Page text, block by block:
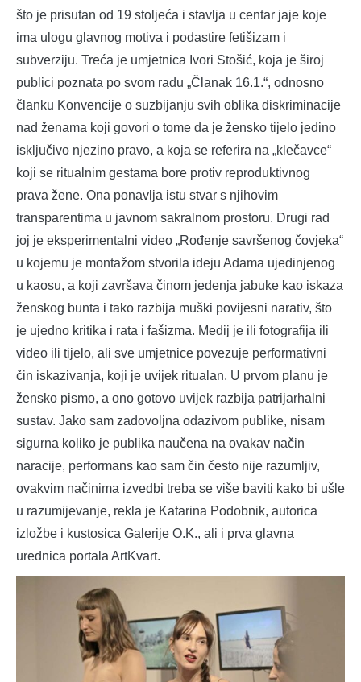
što je prisutan od 19 stoljeća i stavlja u centar jaje koje
ima ulogu glavnog motiva i podastire fetišizam i
subverziju. Treća je umjetnica Ivori Stošić, koja je široj
publici poznata po svom radu „Članak 16.1.“, odnosno
članku Konvencije o suzbijanju svih oblika diskriminacije
nad ženama koji govori o tome da je žensko tijelo jedino
isključivo njezino pravo, a koja se referira na „klečavce“
koji se ritualnim gestama bore protiv reproduktivnog
prava žene. Ona ponavlja istu stvar s njihovim
transparentima u javnom sakralnom prostoru. Drugi rad
joj je eksperimentalni video „Rođenje savršenog čovjeka“
u kojemu je montažom stvorila ideju Adama ujedinjenog
u kaosu, a koji završava činom jedenja jabuke kao iskaza
ženskog bunta i tako razbija muški povijesni narativ, što
je ujedno kritika i rata i fašizma. Medij je ili fotografija ili
video ili tijelo, ali sve umjetnice povezuje performativni
čin iskazivanja, koji je uvijek ritualan. U prvom planu je
žensko pismo, a ono gotovo uvijek razbija patrijarhalni
sustav. Jako sam zadovoljna odazivom publike, nisam
sigurna koliko je publika naučena na ovakav način
naracije, performans kao sam čin često nije razumljiv,
ovakvim načinima izvedbi treba se više baviti kako bi ušle
u razumijevanje, rekla je Katarina Podobnik, autorica
izložbe i kustosica Galerije O.K., ali i prva glavna
urednica portala ArtKvart.